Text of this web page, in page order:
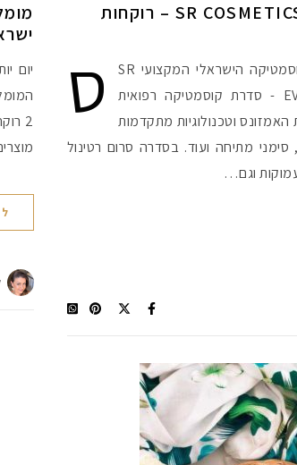
סדרת EVERCURE של SR COSMETICS – רוקחות
ס
דרה חדשה מסקרנת למותג הקוסמטיקה הישראלי המקצועי SR
COSMETICS, סדרת EVERCURE - סדרת קוסמטיקה רפואית
וטכנולוגיות מתקדמות
מתיחה ועוד. בסדרה סרום רטינול
וגם…
יום
2